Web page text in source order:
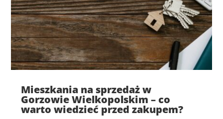
Mieszkania na sprzedaż w
Gorzowie Wielkopolskim – co
warto wiedzieć przed zakupem?